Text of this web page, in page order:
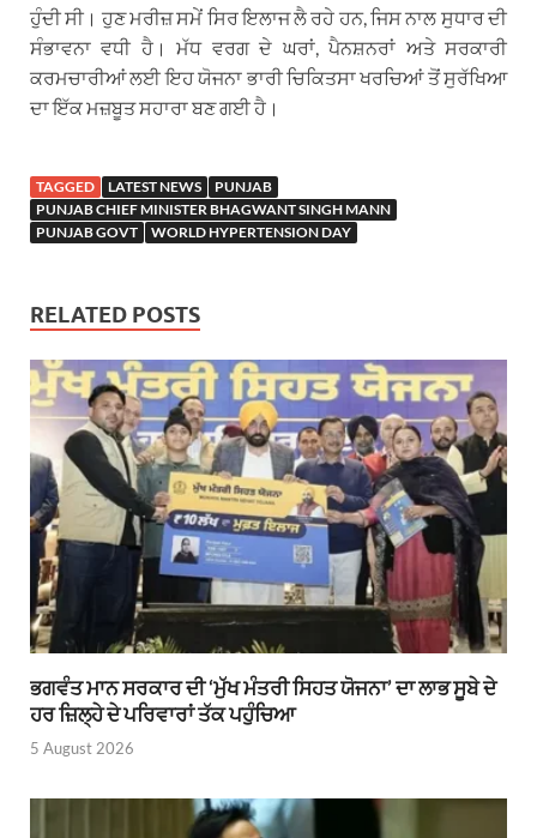
ਹੁੰਦੀ ਸੀ। ਹੁਣ ਮਰੀਜ਼ ਸਮੇਂ ਸਿਰ ਇਲਾਜ ਲੈ ਰਹੇ ਹਨ, ਜਿਸ ਨਾਲ ਸੁਧਾਰ ਦੀ
ਸੰਭਾਵਨਾ ਵਧੀ ਹੈ। ਮੱਧ ਵਰਗ ਦੇ ਘਰਾਂ, ਪੈਨਸ਼ਨਰਾਂ ਅਤੇ ਸਰਕਾਰੀ
ਕਰਮਚਾਰੀਆਂ ਲਈ ਇਹ ਯੋਜਨਾ ਭਾਰੀ ਚਿਕਿਤਸਾ ਖਰਚਿਆਂ ਤੋਂ ਸੁਰੱਖਿਆ
ਦਾ ਇੱਕ ਮਜ਼ਬੂਤ ਸਹਾਰਾ ਬਣ ਗਈ ਹੈ।
TAGGED LATEST NEWS
PUNJAB
PUNJAB CHIEF MINISTER BHAGWANT SINGH MANN
PUNJAB GOVT
WORLD HYPERTENSION DAY
RELATED POSTS
ਭਗਵੰਤ ਮਾਨ ਸਰਕਾਰ ਦੀ ‘ਮੁੱਖ ਮੰਤਰੀ ਸਿਹਤ ਯੋਜਨਾ’ ਦਾ ਲਾਭ ਸੂਬੇ ਦੇ
ਹਰ ਜ਼ਿਲ੍ਹੇ ਦੇ ਪਰਿਵਾਰਾਂ ਤੱਕ ਪਹੁੰਚਿਆ
5 August 2026